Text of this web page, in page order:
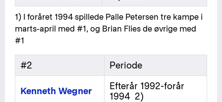
1) I foråret 1994 spillede Palle Petersen tre kampe i
marts-april med #1, og Brian Flies de øvrige med
#1
#2 Periode
Kenneth Wegner
Efterår 1992-forår
1994 2)